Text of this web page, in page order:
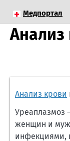
Медпортал
Анализ
Анализ крови
Уреаплазмоз
женщин и
инфекциями,